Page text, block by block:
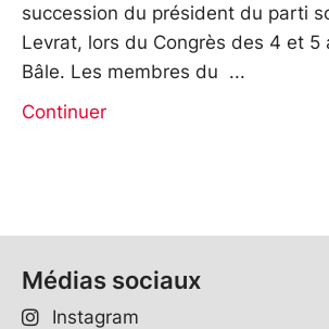
succession du président du parti
Levrat, lors du Congrès des 4 et 5
Bâle. Les membres du
Continuer
Médias sociaux
Instagram